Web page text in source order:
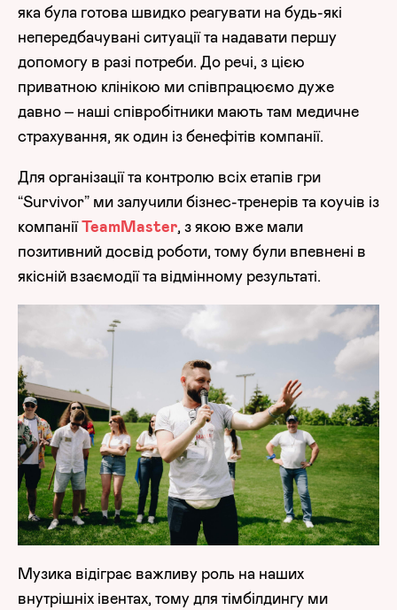
яка була готова швидко реагувати на будь-які
непередбачувані ситуації та надавати першу
допомогу в разі потреби. До речі, з цією
приватною клінікою ми співпрацюємо дуже
давно – наші співробітники мають там медичне
страхування, як один із бенефітів компанії.
Для організації та контролю всіх етапів гри
“Survivor” ми залучили бізнес-тренерів та коучів із
компаніїTeamMaster, з якою вже мали
позитивний досвід роботи, тому були впевнені в
якісній взаємодії та відмінному результаті.
Музика відіграє важливу роль на наших
внутрішніх івентах, тому для тімбілдингу ми